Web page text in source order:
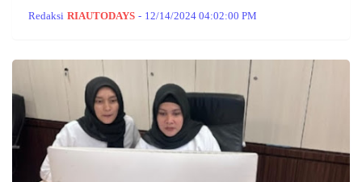
Redaksi RIAUTODAYS - 12/14/2024 04:02:00 PM